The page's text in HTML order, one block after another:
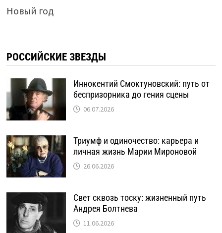
Новый год
РОССИЙСКИЕ ЗВЕЗДЫ
Иннокентий Смоктуновский: путь от
беспризорника до гения сцены
06.07.2026
Триумф и одиночество: карьера и
личная жизнь Марии Мироновой
26.06.2026
Свет сквозь тоску: жизненный путь
Андрея Болтнева
11.06.2026